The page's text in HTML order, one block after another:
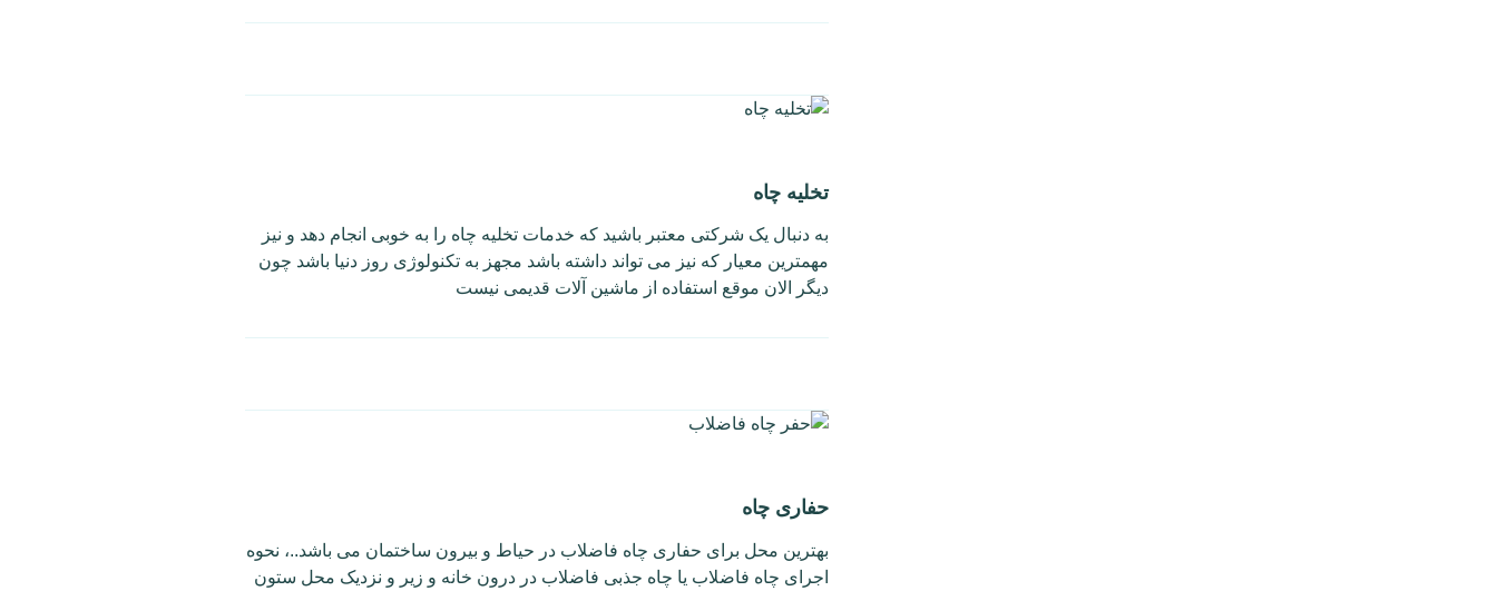
تخلیه چاه
به دنبال یک شرکتی معتبر باشید که خدمات تخلیه چاه را به خوبی انجام دهد و نیز
مهمترین معیار که نیز می تواند داشته باشد مجهز به تکنولوژی روز دنیا باشد چون
دیگر الان موقع استفاده از ماشین آلات قدیمی نیست
حفاری چاه
بهترین محل برای حفاری چاه فاضلاب در حیاط و بیرون ساختمان می باشد..، نحوه
اجرای چاه فاضلاب یا چاه جذبی فاضلاب در درون خانه و زیر و نزدیک محل ستون